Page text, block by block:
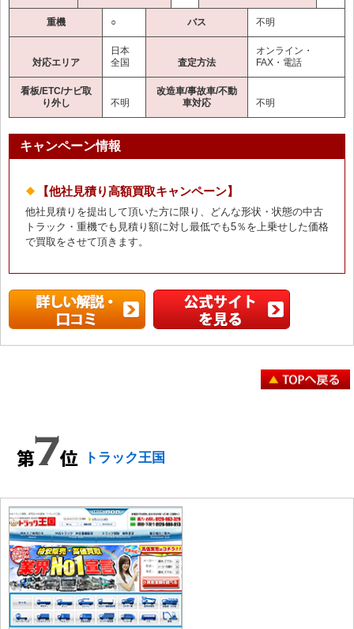
重機 ○ バス 不明
対応エリア
日本
全国
査定方法
オンライン・
FAX・電話
看板/ETC/ナビ取
り外し
不明
改造車/事故車/不動
車対応
不明
キャンペーン情報
【他社見積り高額買取キャンペーン】
他社見積りを提出して頂いた方に限り、どんな形状・状態の中古
トラック・重機でも見積り額に対し最低でも5％を上乗せした価格
で買取をさせて頂きます。
トラック王国